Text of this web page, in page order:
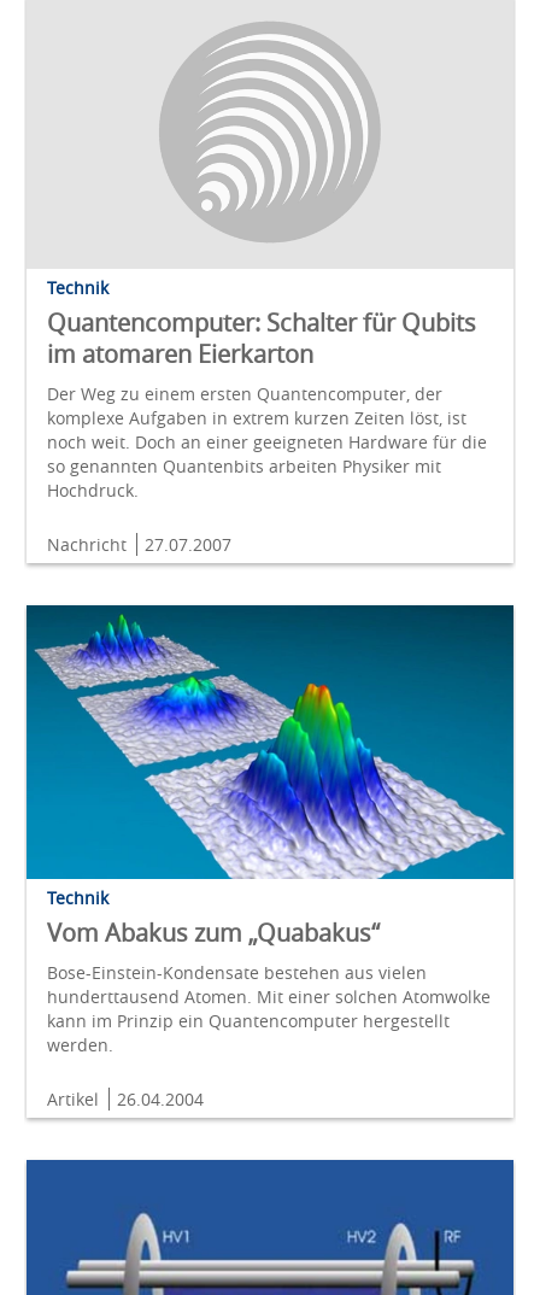
Technik
Quantencomputer: Schalter für Qubits
im atomaren Eierkarton
Der Weg zu einem ersten Quantencomputer, der
komplexe Aufgaben in extrem kurzen Zeiten löst, ist
noch weit. Doch an einer geeigneten Hardware für die
so genannten Quantenbits arbeiten Physiker mit
Hochdruck.
Nachricht 27.07.2007
Technik
Vom Abakus zum „Quabakus“
Bose-Einstein-Kondensate bestehen aus vielen
hunderttausend Atomen. Mit einer solchen Atomwolke
kann im Prinzip ein Quantencomputer hergestellt
werden.
Artikel 26.04.2004